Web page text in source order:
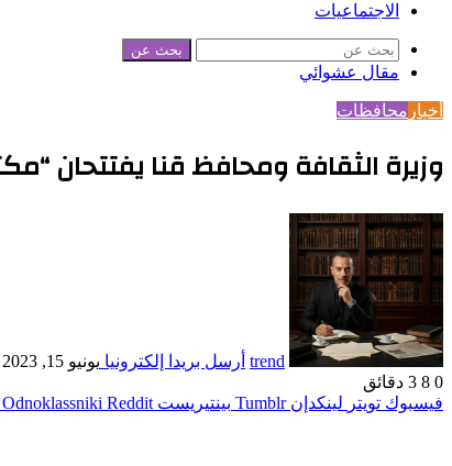
الاجتماعيات
بحث عن
مقال عشوائي
أخبار محافظات
وزيرة الثقافة ومحافظ قنا يفتتحان
trend أرسل بريدا إلكترونيا يونيو 15, 2023
0
3 دقائق
فيسبوك تويتر لينكدإن بينتيريست Odnoklassniki